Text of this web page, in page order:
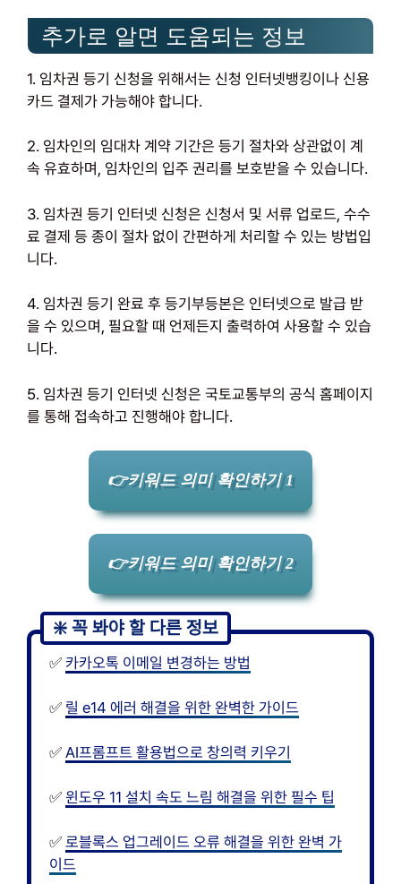
추가로 알면 도움되는 정보
1. 임차권 등기 신청을 위해서는 신청 인터넷뱅킹이나 신용
카드 결제가 가능해야 합니다.
2. 임차인의 임대차 계약 기간은 등기 절차와 상관없이 계
속 유효하며, 임차인의 입주 권리를 보호받을 수 있습니다.
3. 임차권 등기 인터넷 신청은 신청서 및 서류 업로드, 수수
료 결제 등 종이 절차 없이 간편하게 처리할 수 있는 방법입
니다.
4. 임차권 등기 완료 후 등기부등본은 인터넷으로 발급 받
을 수 있으며, 필요할 때 언제든지 출력하여 사용할 수 있습
니다.
5. 임차권 등기 인터넷 신청은 국토교통부의 공식 홈페이지
를 통해 접속하고 진행해야 합니다.
👉키워드 의미 확인하기 1
👉키워드 의미 확인하기 2
✅ 카카오톡 이메일 변경하는 방법
✅ 릴 e14 에러 해결을 위한 완벽한 가이드
✅ AI프롬프트 활용법으로 창의력 키우기
✅ 윈도우 11 설치 속도 느림 해결을 위한 필수 팁
✅ 로블록스 업그레이드 오류 해결을 위한 완벽 가
이드